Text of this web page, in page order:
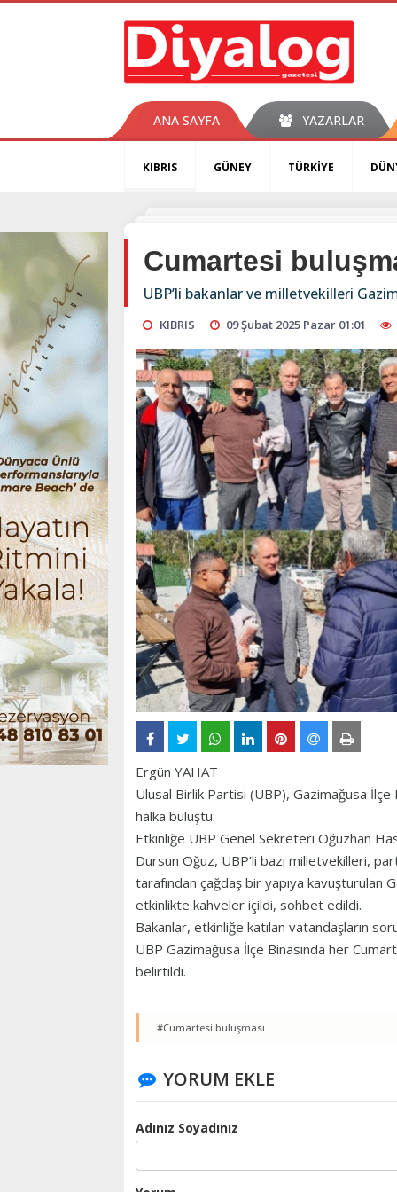
ANA SAYFA YAZARLAR
KIBRIS GÜNEY TÜRKİYE
Cumartesi
UBP’li bakanlar ve milletvekilleri
KIBRIS 09 Şubat 2025 Pazar 01:01
Ergün YAHAT
Ulusal Birlik Partisi (UBP), Gazimağusa
halka buluştu.
Etkinliğe UBP Genel Sekreteri Oğuzhan
Dursun Oğuz, UBP’li bazı milletvekilleri,
tarafından çağdaş bir yapıya kavuşturulan
etkinlikte kahveler içildi, sohbet edildi.
Bakanlar, etkinliğe katılan vatandaşların
UBP Gazimağusa İlçe Binasında her
belirtildi.
#Cumartesi buluşması
YORUM EKLE
Adınız Soyadınız